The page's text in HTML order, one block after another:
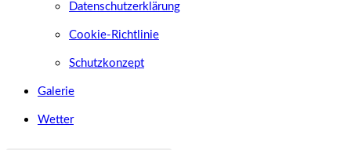
Datenschutzerklärung
Cookie-Richtlinie
Schutzkonzept
Galerie
Wetter